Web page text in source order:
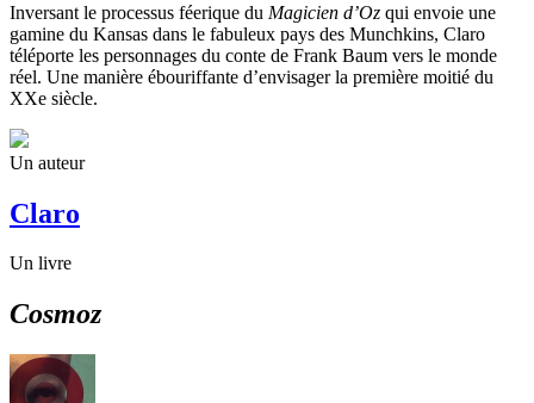
Inversant le processus féerique du Magicien d’Oz qui envoie une
gamine du Kansas dans le fabuleux pays des Munchkins, Claro
téléporte les personnages du conte de Frank Baum vers le monde
réel. Une manière ébouriffante d’envisager la première moitié du
XXe siècle.
Un auteur
Claro
Un livre
Cosmoz